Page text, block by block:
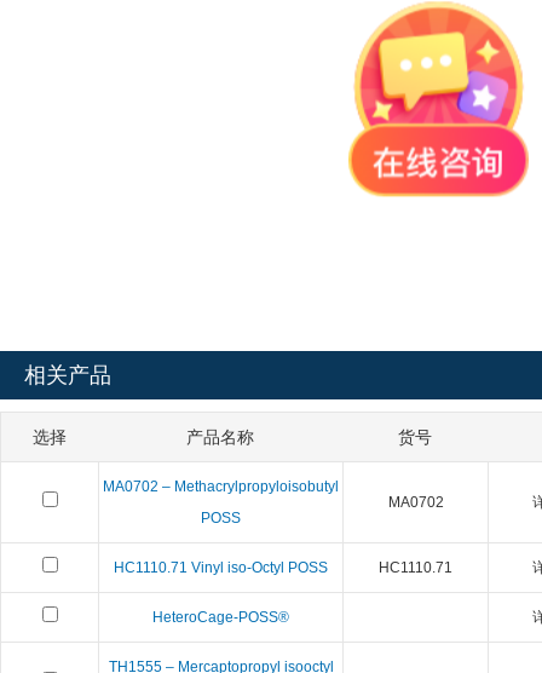
相关产品
选择 产品名称 货号
MA0702 – Methacrylpropyloisobutyl
POSS
MA0702
HC1110.71 Vinyl iso-Octyl POSS HC1110.71
HeteroCage-POSS®
TH1555 – Mercaptopropyl isooctyl